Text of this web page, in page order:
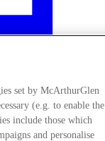
set by McArthurGlen
(e.g. to enable the
include those which
and personalise